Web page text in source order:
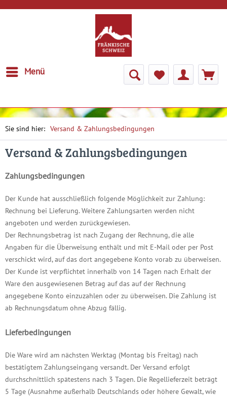
Menü
Versand & Zahlungsbedingungen
Versand & Zahlungsbedingungen
Zahlungsbedingungen
Der Kunde hat ausschließlich folgende Möglichkeit zur Zahlung:
Rechnung bei Lieferung. Weitere Zahlungsarten werden nicht
angeboten und werden zurückgewiesen.
Der Rechnungsbetrag ist nach Zugang der Rechnung, die alle
Angaben für die Überweisung enthält und mit E-Mail oder per Post
verschickt wird, auf das dort angegebene Konto vorab zu überweisen.
Der Kunde ist verpflichtet innerhalb von 14 Tagen nach Erhalt der
Ware den ausgewiesenen Betrag auf das auf der Rechnung
angegebene Konto einzuzahlen oder zu überweisen. Die Zahlung ist
ab Rechnungsdatum ohne Abzug fällig.
Lieferbedingungen
Die Ware wird am nächsten Werktag (Montag bis Freitag) nach
bestätigtem Zahlungseingang versandt. Der Versand erfolgt
durchschnittlich spätestens nach 3 Tagen. Die Regellieferzeit beträgt
5 Tage (Ausnahme außerhalb Deutschlands oder höhere Gewalt, wie